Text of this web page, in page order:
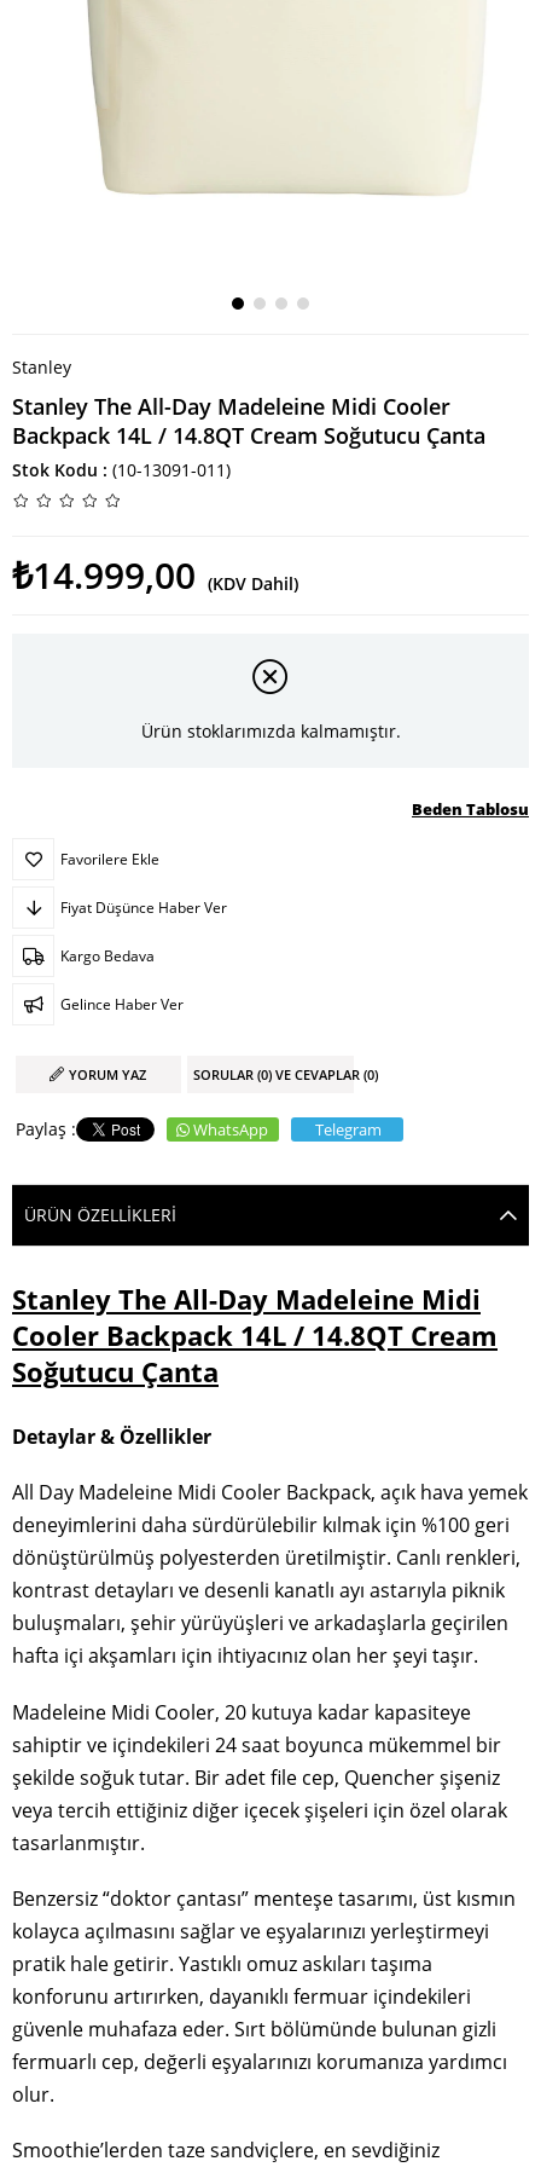
Stanley
Stanley The All-Day Madeleine Midi Cooler
Backpack 14L / 14.8QT Cream Soğutucu Çanta
Stok Kodu (10-13091-011)
₺14.999,00 (KDV Dahil)
Ürün stoklarımızda kalmamıştır.
Beden Tablosu
Favorilere Ekle
Fiyat Düşünce Haber Ver
Kargo Bedava
Gelince Haber Ver
YORUM YAZ SORULAR (0) VE CEVAPLAR (0)
WhatsApp Telegram
ÜRÜN ÖZELLIKLERI
Stanley The All-Day Madeleine Midi
Cooler Backpack 14L / 14.8QT Cream
Soğutucu Çanta
Detaylar & Özellikler
All Day Madeleine Midi Cooler Backpack, açık hava yemek
deneyimlerini daha sürdürülebilir kılmak için %100 geri
dönüştürülmüş polyesterden üretilmiştir. Canlı renkleri,
kontrast detayları ve desenli kanatlı ayı astarıyla piknik
buluşmaları, şehir yürüyüşleri ve arkadaşlarla geçirilen
hafta içi akşamları için ihtiyacınız olan her şeyi taşır.
Madeleine Midi Cooler, 20 kutuya kadar kapasiteye
sahiptir ve içindekileri 24 saat boyunca mükemmel bir
şekilde soğuk tutar. Bir adet file cep, Quencher şişeniz
veya tercih ettiğiniz diğer içecek şişeleri için özel olarak
tasarlanmıştır.
Benzersiz “doktor çantası” menteşe tasarımı, üst kısmın
kolayca açılmasını sağlar ve eşyalarınızı yerleştirmeyi
pratik hale getirir. Yastıklı omuz askıları taşıma
konforunu artırırken, dayanıklı fermuar içindekileri
güvenle muhafaza eder. Sırt bölümünde bulunan gizli
fermuarlı cep, değerli eşyalarınızı korumanıza yardımcı
olur.
Smoothie’lerden taze sandviçlere, en sevdiğiniz